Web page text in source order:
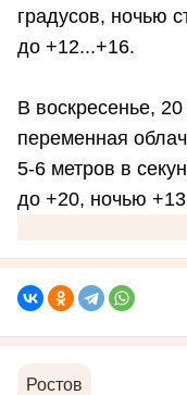
градусов, ночью
до +12...+16.
В воскресенье,
переменная
5-6 метров в
до +20, ночью
Ростов